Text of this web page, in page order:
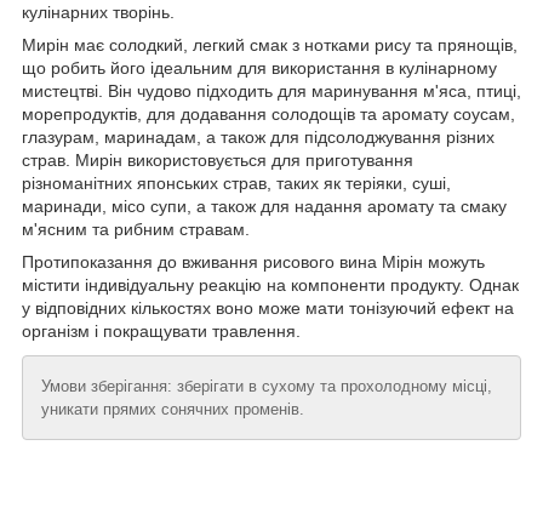
кулінарних творінь.
Мирін має солодкий, легкий смак з нотками рису та прянощів,
що робить його ідеальним для використання в кулінарному
мистецтві. Він чудово підходить для маринування м'яса, птиці,
морепродуктів, для додавання солодощів та аромату соусам,
глазурам, маринадам, а також для підсолоджування різних
страв. Мирін використовується для приготування
різноманітних японських страв, таких як теріяки, суші,
маринади, місо супи, а також для надання аромату та смаку
м'ясним та рибним стравам.
Протипоказання до вживання рисового вина Мірін можуть
містити індивідуальну реакцію на компоненти продукту. Однак
у відповідних кількостях воно може мати тонізуючий ефект на
організм і покращувати травлення.
Умови зберігання: зберігати в сухому та прохолодному місці,
уникати прямих сонячних променів.